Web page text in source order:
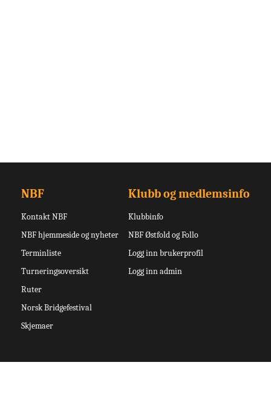
NBF
Kontakt NBF
NBF hjemmeside og nyheter
Terminliste
Turneringsoversikt
Ruter
Norsk Bridgefestival
Skjemaer
Klubb og medlemsinfo
Klubbinfo
NBF Østfold og Follo
Logg inn brukerprofil
Logg inn admin